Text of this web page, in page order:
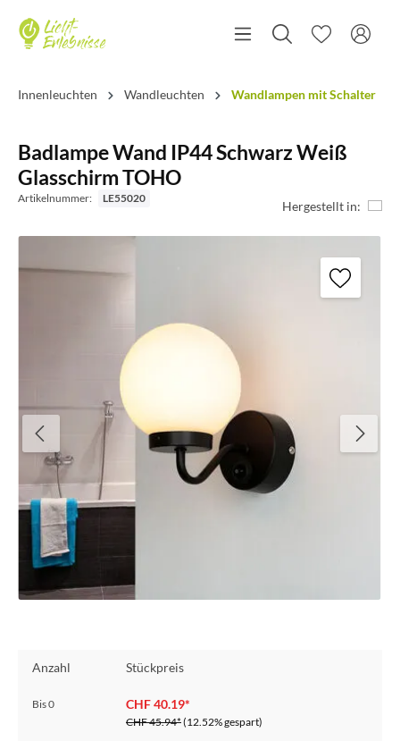
Innenleuchten Wandleuchten Wandlampen mit Schalter
Badlampe Wand IP44 Schwarz Weiß
Glasschirm TOHO
Artikelnummer: LE55020 Hergestellt in:
Anzahl Stückpreis
Bis0 CHF 40.19*
CHF 45.94*(12.52% gespart)